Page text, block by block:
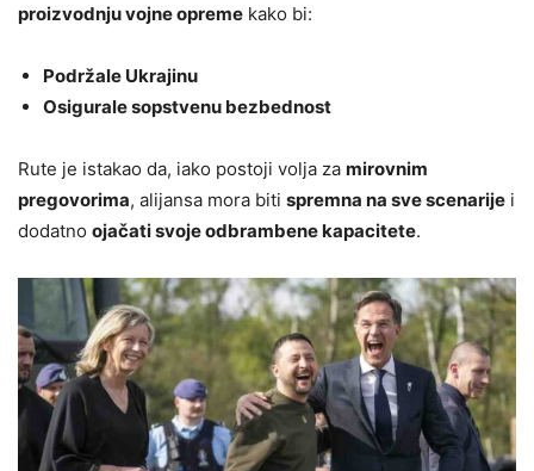
proizvodnju vojne opreme kako bi:
Podržale Ukrajinu
Osigurale sopstvenu bezbednost
Rute je istakao da, iako postoji volja za mirovnim
pregovorima, alijansa mora biti spremna na sve scenarije i
dodatno ojačati svoje odbrambene kapacitete.